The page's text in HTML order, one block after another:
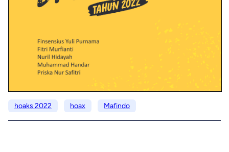
hoaks 2022 hoax Mafindo